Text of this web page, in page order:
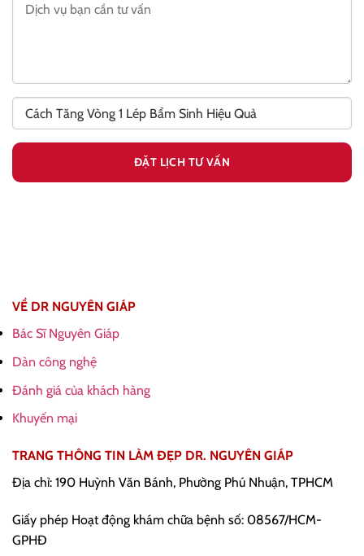
VỀ DR NGUYÊN GIÁP
Bác Sĩ Nguyên Giáp
Dàn công nghệ
Đánh giá của khách hàng
Khuyến mại
TRANG THÔNG TIN LÀM ĐẸP DR. NGUYÊN GIÁP
Địa chỉ: 190 Huỳnh Văn Bánh, Phường Phú Nhuận, TPHCM
Giấy phép Hoạt động khám chữa bệnh số: 08567/HCM-
GPHĐ